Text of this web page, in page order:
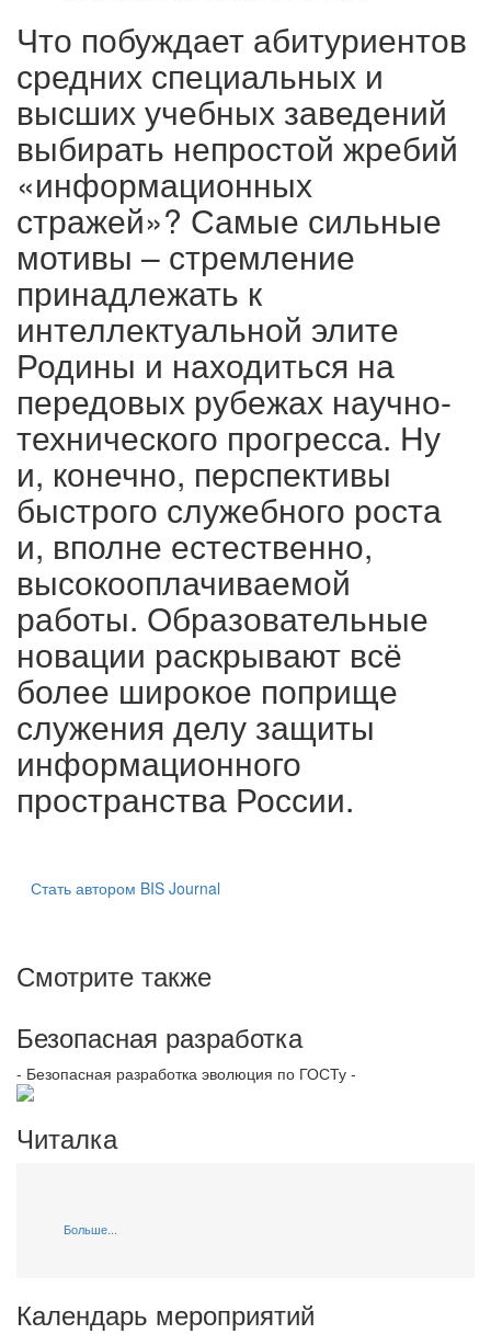
Что побуждает абитуриентов
средних специальных и
высших учебных заведений
выбирать непростой жребий
«информационных
стражей»? Самые сильные
мотивы – стремление
принадлежать к
интеллектуальной элите
Родины и находиться на
передовых рубежах научно-
технического прогресса. Ну
и, конечно, перспективы
быстрого служебного роста
и, вполне естественно,
высокооплачиваемой
работы. Образовательные
новации раскрывают всё
более широкое поприще
служения делу защиты
информационного
пространства России.
Стать автором BIS Journal
Смотрите также
Безопасная разработка
- Безопасная разработка эволюция по ГОСТу -
Читалка
Больше...
Календарь мероприятий